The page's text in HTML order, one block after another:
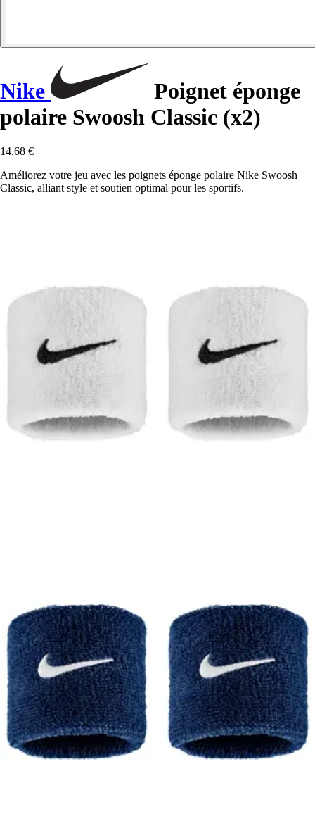
Nike
Poignet éponge
polaire Swoosh Classic (x2)
14,68 €
Améliorez votre jeu avec les poignets éponge polaire Nike Swoosh
Classic, alliant style et soutien optimal pour les sportifs.